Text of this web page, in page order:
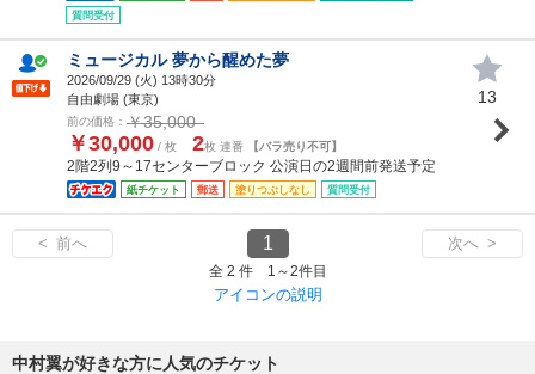
質問受付
ミュージカル 夢から醒めた夢
2026/09/29 (火) 13時30分
自由劇場 (東京)
前の価格： ￥35,000
￥30,000 / 枚 2枚 連番 【バラ売り不可】
2階2列9～17センターブロック 公演日の2週間前発送予定
紙チケット 郵送 塗りつぶしなし 質問受付
13
< 前へ 1 次へ >
全 2 件 1～2件目
アイコンの説明
中村翼が好きな方に人気のチケット